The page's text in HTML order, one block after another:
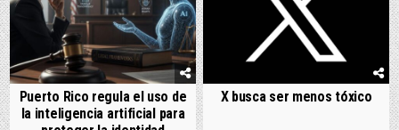
Puerto Rico regula el uso de
la inteligencia artificial para
X busca ser menos tóxico